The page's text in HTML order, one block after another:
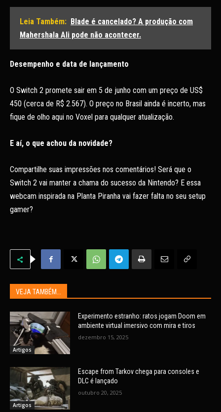
Leia Também: Blade é cancelado? A produção com
Mahershala Ali pode não acontecer.
Desempenho e data de lançamento
O Switch 2 promete sair em 5 de junho com um preço de US$
450 (cerca de R$ 2.567). O preço no Brasil ainda é incerto, mas
fique de olho aqui no Voxel para qualquer atualização.
E aí, o que achou da novidade?
Compartilhe suas impressões nos comentários! Será que o
Switch 2 vai manter a chama do sucesso da Nintendo? E essa
webcam inspirada na Planta Piranha vai fazer falta no seu setup
gamer?
VEJA TAMBÉM...
Artigos
Experimento estranho: ratos jogam Doom em
ambiente virtual imersivo com mira e tiros
dezembro 15, 2025
Artigos
Escape from Tarkov chega para consoles e
DLC é lançado
outubro 20, 2025